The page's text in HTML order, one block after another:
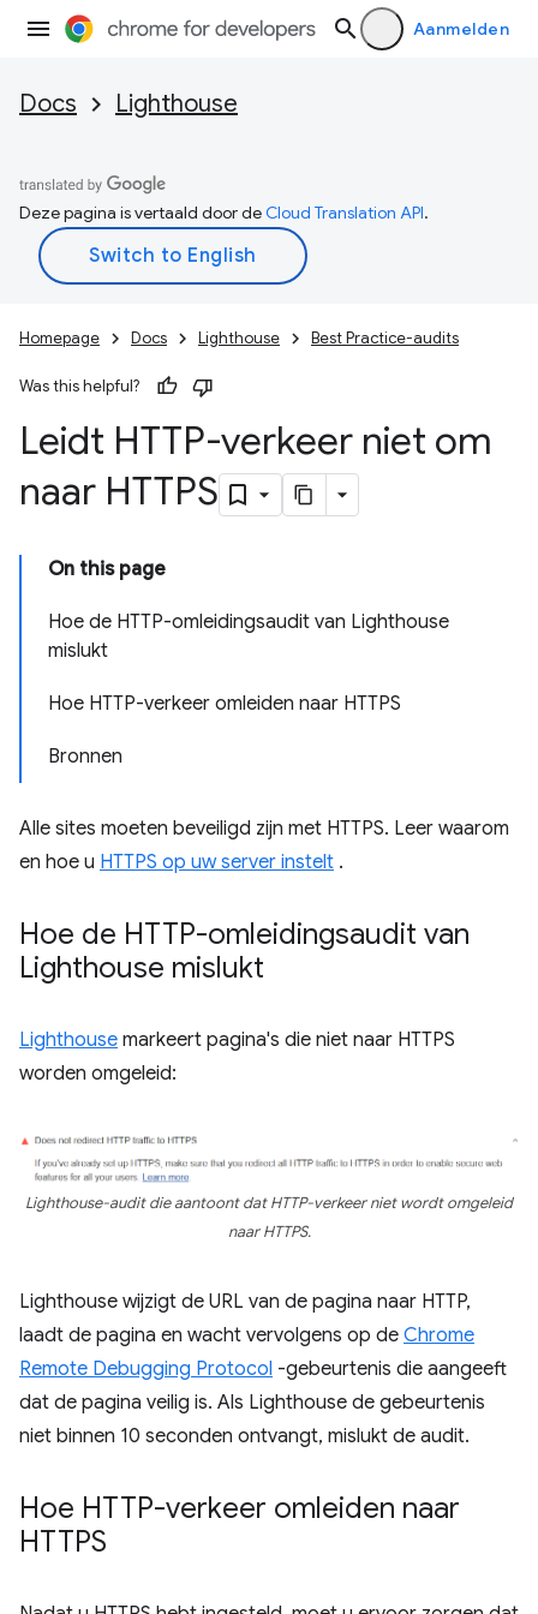
Aanmelden
Docs Lighthouse
Deze pagina is vertaald door deCloud Translation API.
Homepage Docs Lighthouse Best Practice-audits
Was this helpful?
Leidt HTTP-verkeer niet om
naar HTTPS
On this page
Hoe de HTTP-omleidingsaudit van Lighthouse
mislukt
Hoe HTTP-verkeer omleiden naar HTTPS
Bronnen
Alle sites moeten beveiligd zijn met HTTPS. Leer waarom
en hoe u HTTPS op uw server instelt .
Hoe de HTTP-omleidingsaudit van
Lighthouse mislukt
Lighthouse markeert pagina's die niet naar HTTPS
worden omgeleid:
Lighthouse-audit die aantoont dat HTTP-verkeer niet wordt omgeleid
naar HTTPS.
Lighthouse wijzigt de URL van de pagina naar HTTP,
laadt de pagina en wacht vervolgens op de Chrome
Remote Debugging Protocol -gebeurtenis die aangeeft
dat de pagina veilig is. Als Lighthouse de gebeurtenis
niet binnen 10 seconden ontvangt, mislukt de audit.
Hoe HTTP-verkeer omleiden naar
HTTPS